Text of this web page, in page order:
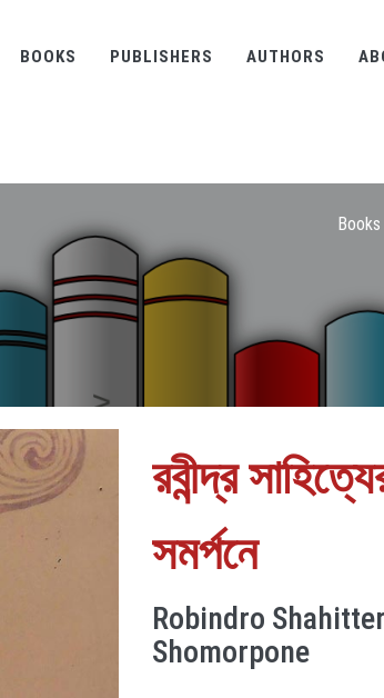
BOOKS PUBLISHERS AUTHORS
Books
রবীন্দ্র
সমর্পনে
Robindro
Shomorpone